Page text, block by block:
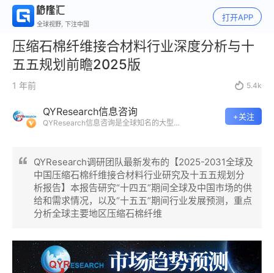
全球视野, 下注中国
打开APP
压缩石棉纤维接合材料行业深度分析与十
五五规划前瞻2025版
1 年前  5.4k
QYResearch信息咨询
QYResearch信息咨询是全球知名的大型
态势、发展现状及未来趋势。
+关注
QYResearch调研团队最新发布的【2025-2031全球及
中国压缩石棉纤维接合材料行业研究及十五五规划分
析报告】本报告研究“十四五”期间全球及中国市场的供
给和需求情况，以及“十五五”期间行业发展预测，重点
分析全球主要地区压缩石棉纤维